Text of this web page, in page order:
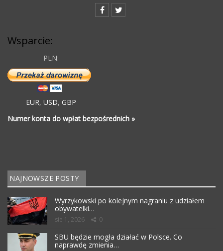
Wsparcie:
PLN:
EUR, USD, GBP
Numer konta do wpłat bezpośrednich »
NAJNOWSZE POSTY
Wyrzykowski po kolejnym nagraniu z udziałem
obywatelki…
sie 1, 2026 0
SBU będzie mogła działać w Polsce. Co
naprawdę zmienia…